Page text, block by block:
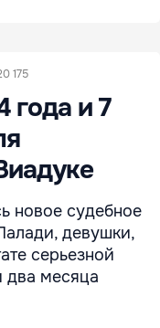
175
года и 7
новое судебное
девушки,
серьезной
два месяца